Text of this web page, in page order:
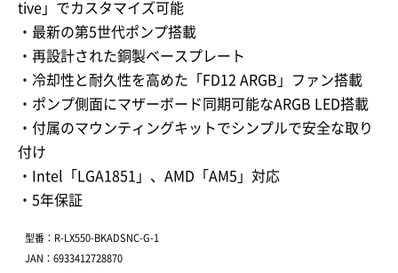
tive」でカスタマイズ可能
・最新の第5世代ポンプ搭載
・再設計された銅製ベースプレート
・冷却性と耐久性を高めた「FD12 ARGB」ファン搭載
・ポンプ側面にマザーボード同期可能なARGB LED搭載
・付属のマウンティングキットでシンプルで安全な取り
付け
・Intel「LGA1851」、AMD「AM5」対応
・5年保証
型番：R-LX550-BKADSNC-G-1
JAN：6933412728870